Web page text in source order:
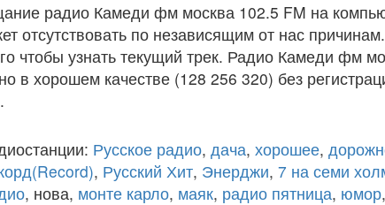
радио Камеди фм москва 102.5 FM на
отсутствовать по независящим от нас
чтобы узнать текущий трек. Радио Камеди фм
в хорошем качестве (128 256 320) без
Русское радио, дача, хорошее,
, Русский Хит, Энерджи, 7 на семи
, нова, монте карло, маяк, радио пятница, юмор